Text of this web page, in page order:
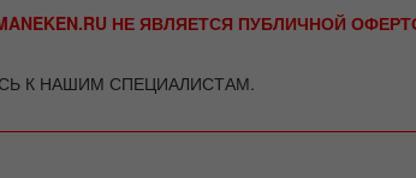
НЕ ЯВЛЯЕТСЯ ПУБЛИЧНОЙ
К НАШИМ СПЕЦИАЛИСТАМ.